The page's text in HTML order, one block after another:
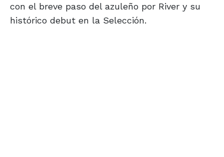
con el breve paso del azuleño por River y su
histórico debut en la Selección.